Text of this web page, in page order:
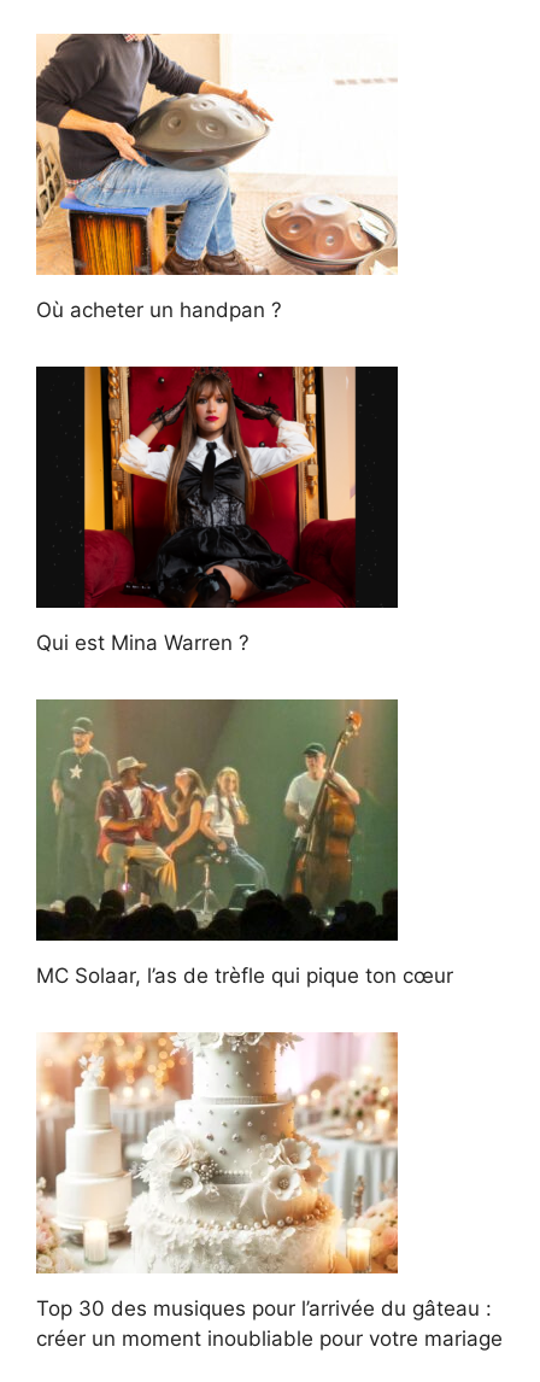
Où acheter un handpan ?
Qui est Mina Warren ?
MC Solaar, l’as de trèfle qui pique ton cœur
Top 30 des musiques pour l’arrivée du gâteau :
créer un moment inoubliable pour votre mariage